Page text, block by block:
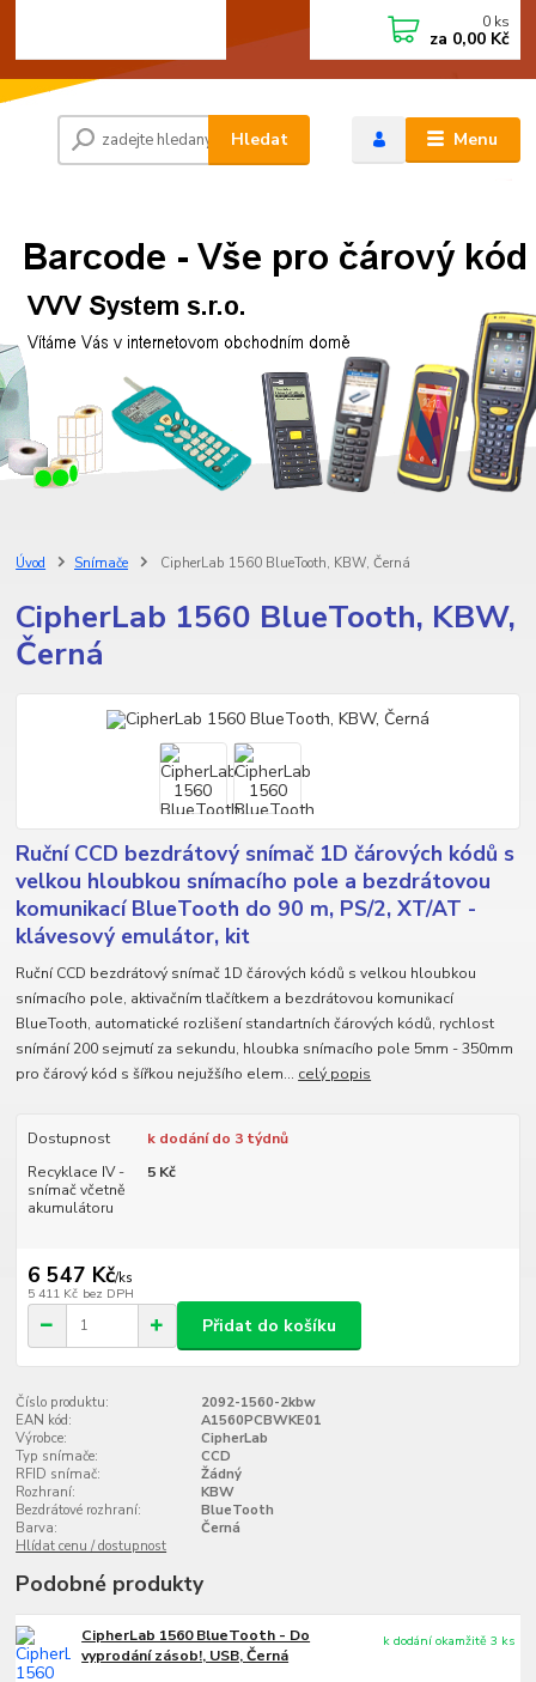
Menu
Hledat
0 ks
za 0,00 Kč
Úvod Snímače CipherLab 1560 BlueTooth, KBW, Černá
CipherLab 1560 BlueTooth, KBW,
Černá
Ruční CCD bezdrátový snímač 1D čárových kódů s
velkou hloubkou snímacího pole a bezdrátovou
komunikací BlueTooth do 90 m, PS/2, XT/AT -
klávesový emulátor, kit
Ruční CCD bezdrátový snímač 1D čárových kódů s velkou hloubkou
snímacího pole, aktivačním tlačítkem a bezdrátovou komunikací
BlueTooth, automatické rozlišení standartních čárových kódů, rychlost
snímání 200 sejmutí za sekundu, hloubka snímacího pole 5mm - 350mm
pro čárový kód s šířkou nejužšího elem... celý popis
Dostupnost
k dodání do 3 týdnů
Recyklace IV -
snímač včetně
akumulátoru
5 Kč
6 547 Kč/ks
5 411 Kč bez DPH
Přidat do košíku
Číslo produktu:
2092-1560-2kbw
EAN kód:
A1560PCBWKE01
Výrobce:
CipherLab
Typ snímače:
CCD
RFID snímač:
Žádný
Rozhraní:
KBW
Bezdrátové rozhraní:
BlueTooth
Barva:
Černá
Hlídat cenu / dostupnost
Podobné produkty
CipherLab 1560 BlueTooth - Do
vyprodání zásob!, USB, Černá
k dodání okamžitě 3 ks